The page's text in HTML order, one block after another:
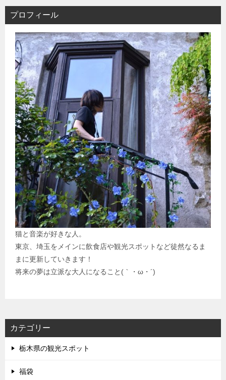
プロフィール
猫と音楽が好きな人。
東京、埼玉をメインに飲食店や観光スポットなど徒然なるま
まに更新していきます！
将来の夢は立派な大人になること(｀・ω・´)
カテゴリー
栃木県の観光スポット
福袋